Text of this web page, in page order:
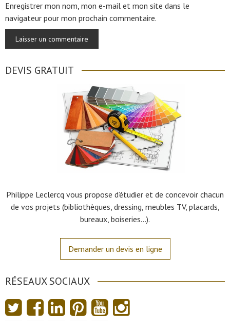
Enregistrer mon nom, mon e-mail et mon site dans le
navigateur pour mon prochain commentaire.
DEVIS GRATUIT
Philippe Leclercq vous propose d’étudier et de concevoir chacun
de vos projets (bibliothèques, dressing, meubles TV, placards,
bureaux, boiseries…).
Demander un devis en ligne
RÉSEAUX SOCIAUX